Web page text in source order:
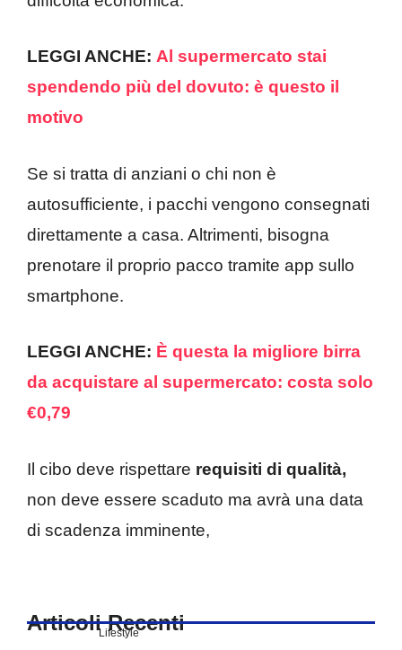
LEGGI ANCHE: Al supermercato stai
spendendo più del dovuto: è questo il
motivo
Se si tratta di anziani o chi non è
autosufficiente, i pacchi vengono consegnati
direttamente a casa. Altrimenti, bisogna
prenotare il proprio pacco tramite app sullo
smartphone.
LEGGI ANCHE: È questa la migliore birra
da acquistare al supermercato: costa solo
€0,79
Il cibo deve rispettare requisiti di qualità,
non deve essere scaduto ma avrà una data
di scadenza imminente,
Articoli Recenti
Lifestyle